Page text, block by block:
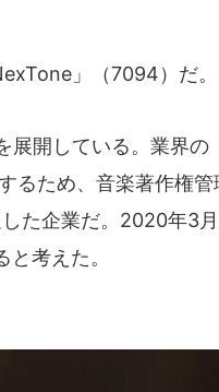
」（7094）だ。
開している。業界の
るため、音楽著作権
た企業だ。2020年3
考えた。